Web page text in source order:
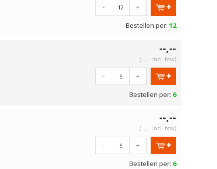
- +
Bestellen per: 12
--,--
(--,-- Incl. btw)
- +
Bestellen per: 6
--,--
(--,-- Incl. btw)
- +
Bestellen per: 6